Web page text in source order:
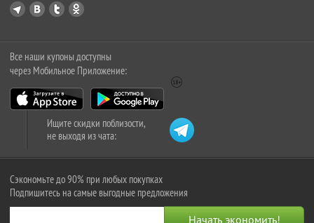
Все наши купоны доступны
через Мобильное Приложение:
Ищите скидки поблизости,
не выходя из чата:
Сэкономьте до 90% при любых покупках
Подпишитесь на самые выгодные предложения